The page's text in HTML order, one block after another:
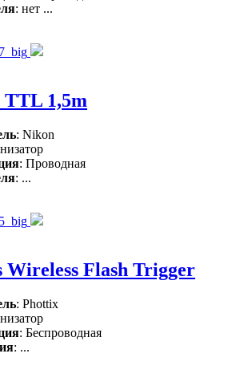
: нет ...
TTL 1,5m
: Nikon
: Проводная
: ...
Wireless Flash Trigger
: Phottix
: Беспроводная
: ...